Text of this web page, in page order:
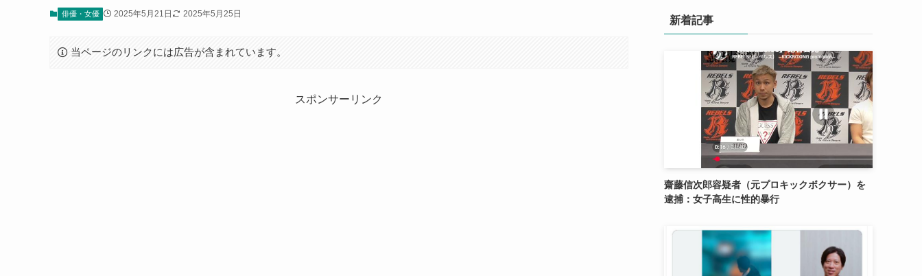
俳優・女優 2025年5月21日 2025年5月25日
当ページのリンクには広告が含まれています。
スポンサーリンク
新着記事
齋藤信次郎容疑者（元プロキックボクサー）を
逮捕：女子高生に性的暴行